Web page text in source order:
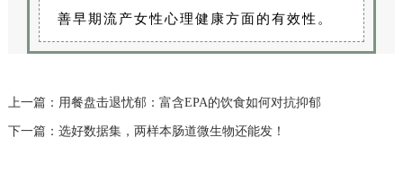
善早期流产女性心理健康方面的有效性。
上一篇：用餐盘击退忧郁：富含EPA的饮食如何对抗抑郁
下一篇：选好数据集，两样本肠道微生物还能发！